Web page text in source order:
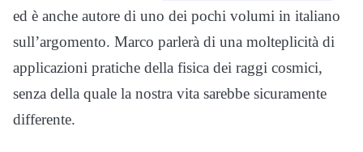
ed è anche autore di uno dei pochi volumi in italiano
sull’argomento. Marco parlerà di una molteplicità di
applicazioni pratiche della fisica dei raggi cosmici,
senza della quale la nostra vita sarebbe sicuramente
differente.